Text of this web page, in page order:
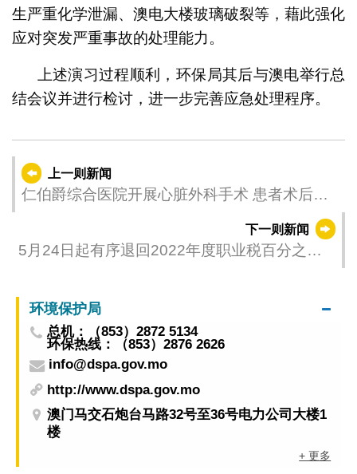
生严重化学泄漏、澳电大楼玻璃破裂等，藉此强化
应对突发严重事故的处理能力。
上述演习过程顺利，环保局其后与澳电举行总
结会议并进行检讨，进一步完善应急处理程序。
上一则新闻
仁伯爵综合医院开展心脏外科手术 患者术后恢
下一则新闻
5月24日起有序退回2022年度职业税百分之六
环境保护局
总机：（853）2872 5134
环保热线：（853）2876 2626
info@dspa.gov.mo
http://www.dspa.gov.mo
澳门马交石炮台马路32号至36号电力公司大楼1
楼
+ 更多